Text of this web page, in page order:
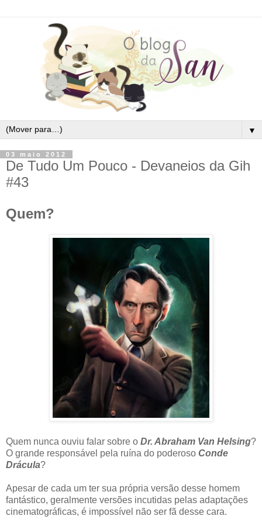
▼
03 maio 2012
De Tudo Um Pouco - Devaneios da Gih
#43
Quem?
Quem nunca ouviu falar sobre o Dr. Abraham Van Helsing?
O grande responsável pela ruína do poderoso Conde
Drácula?
Apesar de cada um ter sua própria versão desse homem
fantástico, geralmente versões incutidas pelas adaptações
cinematográficas, é impossível não ser fã desse cara.